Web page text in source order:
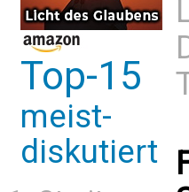
Top-15
meist-
diskutiert